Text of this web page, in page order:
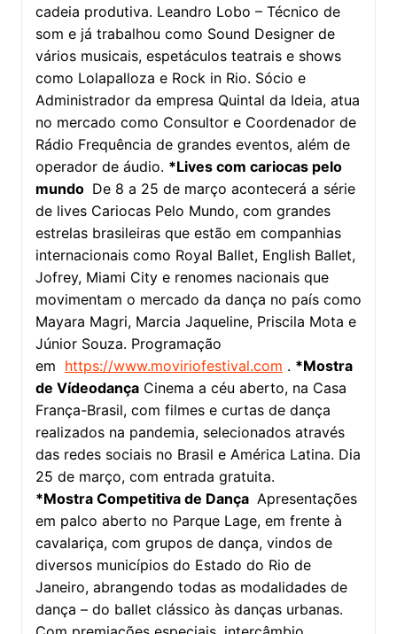
cadeia produtiva. Leandro Lobo – Técnico de
som e já trabalhou como Sound Designer de
vários musicais, espetáculos teatrais e shows
como Lolapalloza e Rock in Rio. Sócio e
Administrador da empresa Quintal da Ideia, atua
no mercado como Consultor e Coordenador de
Rádio Frequência de grandes eventos, além de
operador de áudio. *Lives com cariocas pelo
mundo De 8 a 25 de março acontecerá a série
de lives Cariocas Pelo Mundo, com grandes
estrelas brasileiras que estão em companhias
internacionais como Royal Ballet, English Ballet,
Jofrey, Miami City e renomes nacionais que
movimentam o mercado da dança no país como
Mayara Magri, Marcia Jaqueline, Priscila Mota e
Júnior Souza. Programação
em https://www.moviriofestival.com . *Mostra
de VídeodançaCinema a céu aberto, na Casa
França-Brasil, com filmes e curtas de dança
realizados na pandemia, selecionados através
das redes sociais no Brasil e América Latina. Dia
25 de março, com entrada gratuita.
*Mostra Competitiva de Dança Apresentações
em palco aberto no Parque Lage, em frente à
cavalariça, com grupos de dança, vindos de
diversos municípios do Estado do Rio de
Janeiro, abrangendo todas as modalidades de
dança – do ballet clássico às danças urbanas.